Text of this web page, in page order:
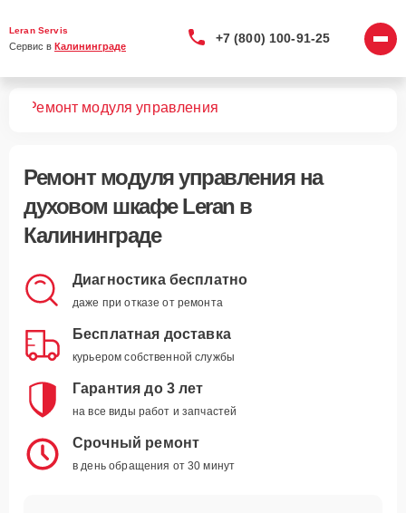
Leran Servis
Сервис в Калининграде
+7 (800) 100-91-25
Ремонт модуля управления
Ремонт модуля управленияна
духовом шкафе Leran в
Калининграде
Диагностика бесплатно
даже при отказе от ремонта
Бесплатная доставка
курьером собственной службы
Гарантия до 3 лет
на все виды работ и запчастей
Срочный ремонт
в день обращения от 30 минут